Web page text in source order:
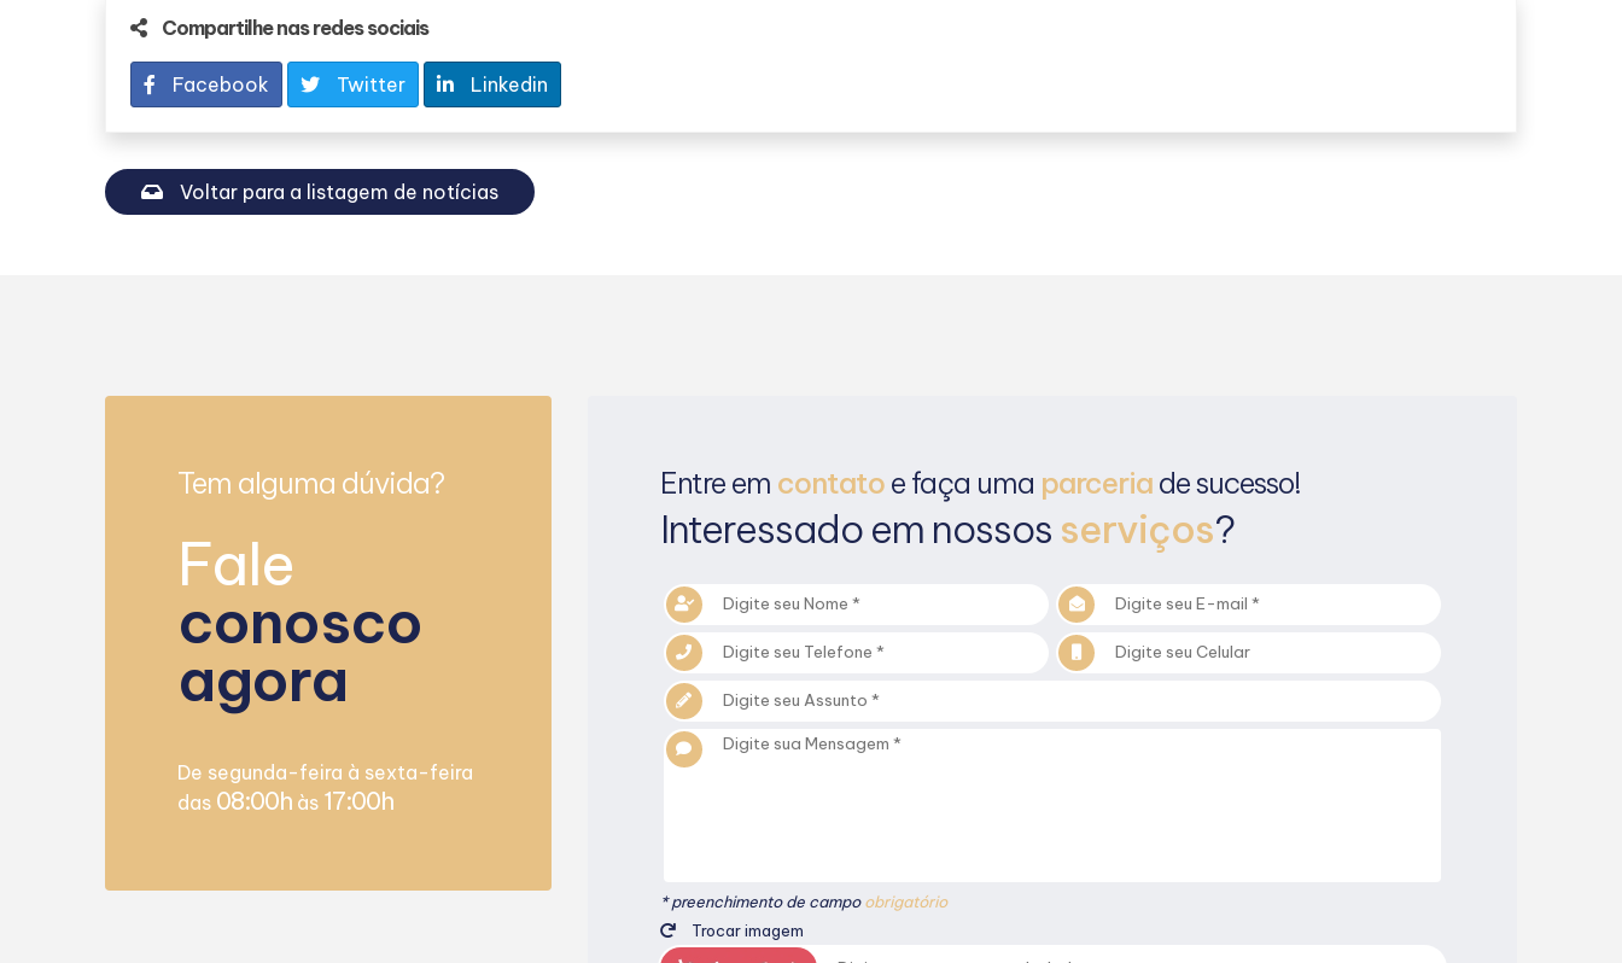
Compartilhe nas redes sociais
Facebook Twitter Linkedin
Voltar para a listagem de notícias
Tem alguma dúvida?
Fale
conosco
agora
De segunda-feira à sexta-feira
das 08:00h às 17:00h
Entre em contato e faça uma parceria de sucesso!
Interessado em nossos serviços?
* preenchimento de campoobrigatório
Trocar imagem